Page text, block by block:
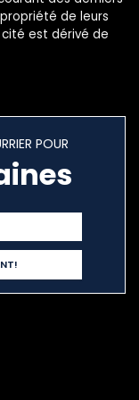
de leurs
est dérivé de
POUR